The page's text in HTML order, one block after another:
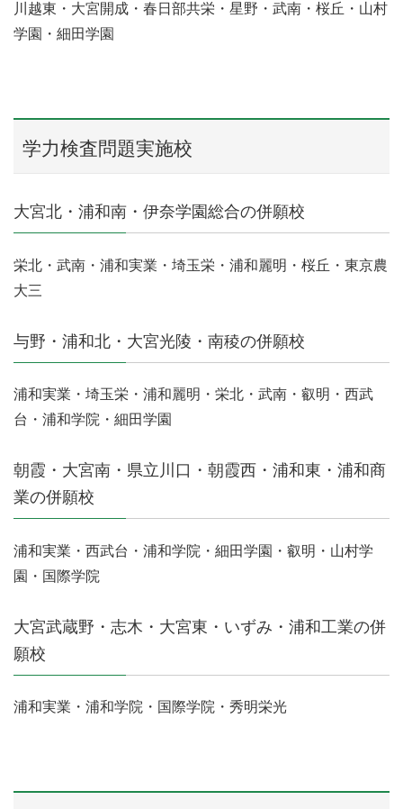
川越東・大宮開成・春日部共栄・星野・武南・桜丘・山村
学園・細田学園
学力検査問題実施校
大宮北・浦和南・伊奈学園総合の併願校
栄北・武南・浦和実業・埼玉栄・浦和麗明・桜丘・東京農
大三
与野・浦和北・大宮光陵・南稜の併願校
浦和実業・埼玉栄・浦和麗明・栄北・武南・叡明・西武
台・浦和学院・細田学園
朝霞・大宮南・県立川口・朝霞西・浦和東・浦和商
業の併願校
浦和実業・西武台・浦和学院・細田学園・叡明・山村学
園・国際学院
大宮武蔵野・志木・大宮東・いずみ・浦和工業の併
願校
浦和実業・浦和学院・国際学院・秀明栄光